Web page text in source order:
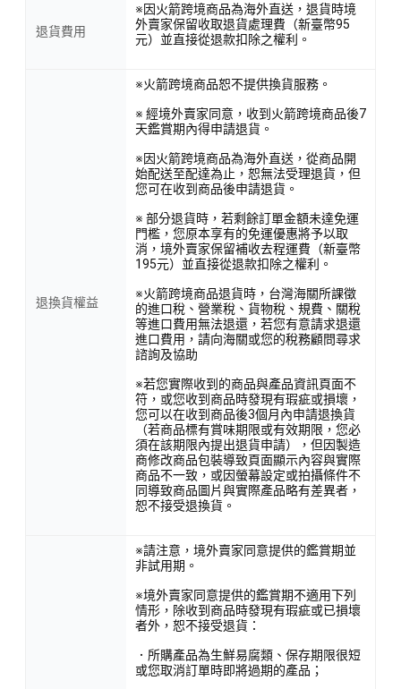
退貨費用
※因火箭跨境商品為海外直送，退貨時境
外賣家保留收取退貨處理費（新臺幣95
元）並直接從退款扣除之權利。
退換貨權益
※火箭跨境商品恕不提供換貨服務。
※ 經境外賣家同意，收到火箭跨境商品後7
天鑑賞期內得申請退貨。
※因火箭跨境商品為海外直送，從商品開
始配送至配達為止，恕無法受理退貨，但
您可在收到商品後申請退貨。
※ 部分退貨時，若剩餘訂單金額未達免運
門檻，您原本享有的免運優惠將予以取
消，境外賣家保留補收去程運費（新臺幣
195元）並直接從退款扣除之權利。
※火箭跨境商品退貨時，台灣海關所課徵
的進口稅、營業稅、貨物稅、規費、關稅
等進口費用無法退還，若您有意請求退還
進口費用，請向海關或您的稅務顧問尋求
諮詢及協助
※若您實際收到的商品與產品資訊頁面不
符，或您收到商品時發現有瑕疵或損壞，
您可以在收到商品後3個月內申請退換貨
（若商品標有賞味期限或有效期限，您必
須在該期限內提出退貨申請），但因製造
商修改商品包裝導致頁面顯示內容與實際
商品不一致，或因螢幕設定或拍攝條件不
同導致商品圖片與實際產品略有差異者，
恕不接受退換貨。
※請注意，境外賣家同意提供的鑑賞期並
非試用期。
※境外賣家同意提供的鑑賞期不適用下列
情形，除收到商品時發現有瑕疵或已損壞
者外，恕不接受退貨：
．所購產品為生鮮易腐類、保存期限很短
或您取消訂單時即將過期的產品；